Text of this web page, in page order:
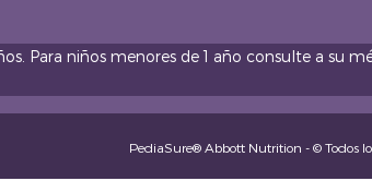
Para niños menores de 1 año consulte a su
PediaSure® Abbott Nutrition - © Todos